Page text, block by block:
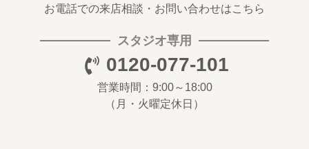
お電話での来店相談・お問い合わせはこちら
スタジオ専用
0120-077-101
営業時間：9:00～18:00
（月・火曜定休日）